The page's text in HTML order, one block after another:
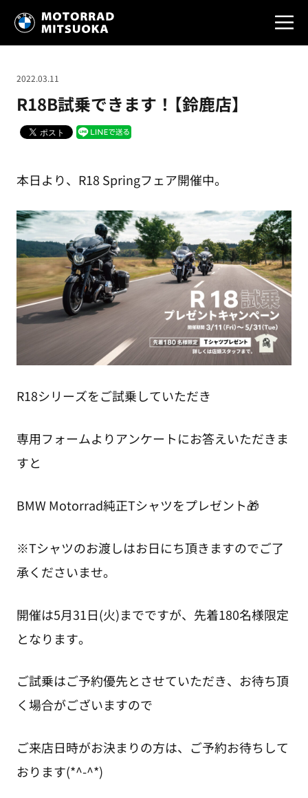
R18B試乗できます！【鈴鹿店】
2022.03.11
本日より、R18 Springフェア開催中。
R18シリーズをご試乗していただき
専用フォームよりアンケートにお答えいただきま
すと
BMW Motorrad純正Tシャツをプレゼント🎁
※Tシャツのお渡しはお日にち頂きますのでご了
承くださいませ。
開催は5月31日(火)までですが、先着180名様限定
となります。
ご試乗はご予約優先とさせていただき、お待ち頂
く場合がございますので
ご来店日時がお決まりの方は、ご予約お待ちして
おります(*^-^*)